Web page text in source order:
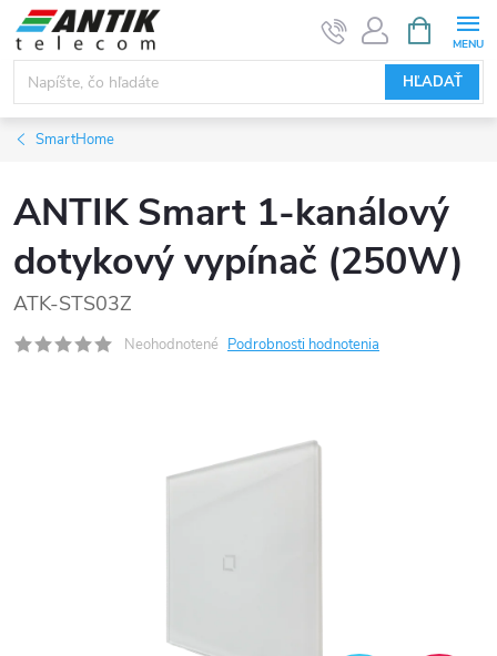
Prejsť
obsah
HĽADAŤ
KOŠÍK
SmartHome
ANTIK Smart 1-kanálový
dotykový vypínač (250W)
ATK-STS03Z
Neohodnotené Podrobnosti hodnotenia